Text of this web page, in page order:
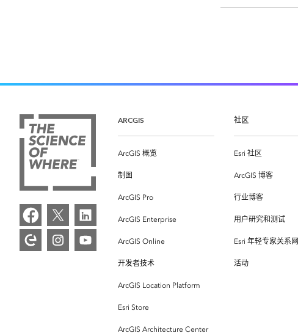
ARCGIS
ArcGIS 概览
制图
ArcGIS Pro
ArcGIS Enterprise
ArcGIS Online
开发者技术
ArcGIS Location Platform
Esri Store
ArcGIS Architecture Center
社区
Esri 社区
ArcGIS 博客
行业博客
用户研究和测试
Esri 年轻专家关系网
活动